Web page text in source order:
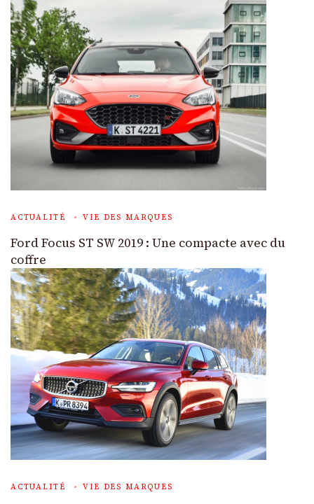
ACTUALITÉ VIE DES MARQUES
Ford Focus ST SW 2019 : Une compacte avec du
coffre
ACTUALITÉ VIE DES MARQUES